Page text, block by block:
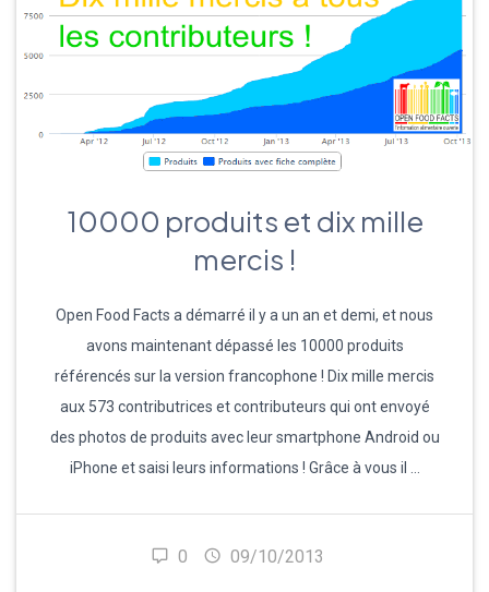
10000 produits et dix mille
mercis !
Open Food Facts a démarré il y a un an et demi, et nous
avons maintenant dépassé les 10000 produits
référencés sur la version francophone ! Dix mille mercis
aux 573 contributrices et contributeurs qui ont envoyé
des photos de produits avec leur smartphone Android ou
iPhone et saisi leurs informations ! Grâce à vous il …
0 09/10/2013